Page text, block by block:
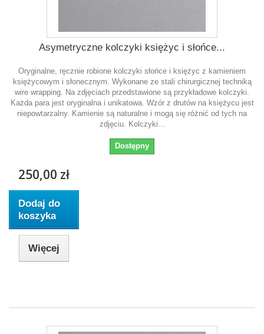
Asymetryczne kolczyki księżyc i słońce...
Oryginalne, ręcznie robione kolczyki słońce i księżyc z kamieniem
księżycowym i słonecznym. Wykonane ze stali chirurgicznej techniką
wire wrapping. Na zdjęciach przedstawione są przykładowe kolczyki.
Każda para jest oryginalna i unikatowa. Wzór z drutów na księżycu jest
niepowtarzalny. Kamienie są naturalne i mogą się różnić od tych na
zdjęciu. Kolczyki...
Dostępny
250,00 zł
Dodaj do
koszyka
Więcej